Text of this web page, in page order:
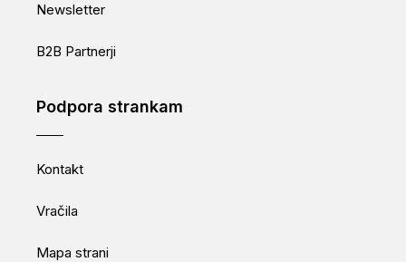
Newsletter
B2B Partnerji
Podpora strankam
Kontakt
Vračila
Mapa strani